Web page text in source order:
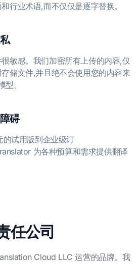
行业术语,而不仅仅是逐字替换。
敏感。我们加密所有上传的内容,仅
储文件,并且绝不会使用您的内容来
型。
碍
的试用版到企业级订
为各种预算和需求提供翻译
任公司
Cloud LLC 运营的品牌。我